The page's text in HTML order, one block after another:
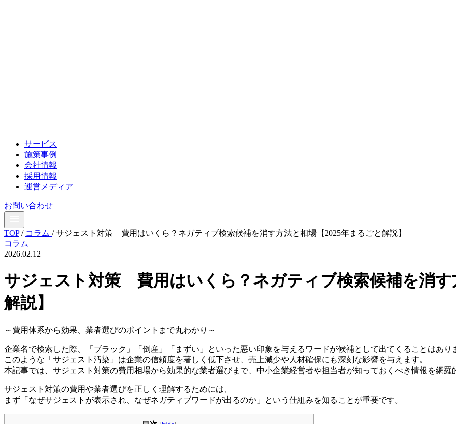
サービス
施策事例
会社情報
採用情報
運営メディア
お問い合わせ
TOP / コラム / サジェスト対策 費用はいくら？ネガティブ検索候補を消す方法と相場【2025年まるごと解説】
コラム
2026.02.12
サジェスト対策 費用はいくら？ネガティブ検索候補を消す
解説】
～費用体系から効果、業者選びのポイントまで丸わかり～
企業名で検索した際、「ブラック」「倒産」「まずい」といった悪い印象を与えるワードが候補として出てくることはあり
このような「サジェスト汚染」は企業の信頼度を著しく低下させ、売上減少や人材確保にも深刻な影響を与えます。
本記事では、サジェスト対策の費用相場から効果的な業者選びまで、中小企業経営者や担当者が知っておくべき情報を網羅
サジェスト対策の費用や業者選びを正しく理解するためには、
まず「なぜサジェストが表示され、なぜネガティブワードが出るのか」という仕組みを知ることが重要です。